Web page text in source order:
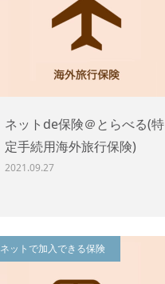
ネットde保険＠とらべる(特
定手続用海外旅行保険)
2021.09.27
ネットで加入できる保険